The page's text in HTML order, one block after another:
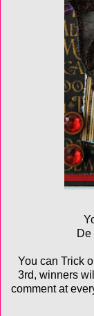
You can Trick
3rd, winners
comment at